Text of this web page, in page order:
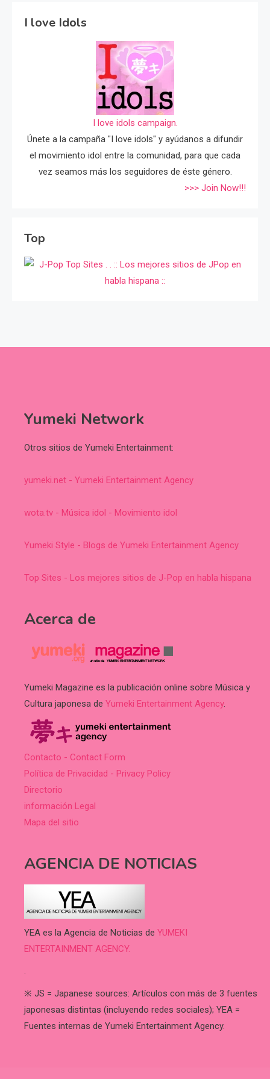
I love Idols
I love idols campaign.
Únete a la campaña "I love idols" y ayúdanos a difundir
el movimiento idol entre la comunidad, para que cada
vez seamos más los seguidores de éste género.
>>> Join Now!!!
Top
Yumeki Network
Otros sitios de Yumeki Entertainment:
yumeki.net - Yumeki Entertainment Agency
wota.tv - Música idol - Movimiento idol
Yumeki Style - Blogs de Yumeki Entertainment Agency
Top Sites - Los mejores sitios de J-Pop en habla hispana
Acerca de
Yumeki Magazine es la publicación online sobre Música y
Cultura japonesa de Yumeki Entertainment Agency.
Contacto - Contact Form
Política de Privacidad - Privacy Policy
Directorio
información Legal
Mapa del sitio
AGENCIA DE NOTICIAS
YEA es la Agencia de Noticias de YUMEKI
ENTERTAINMENT AGENCY.
.
※ JS = Japanese sources: Artículos con más de 3 fuentes
japonesas distintas (incluyendo redes sociales); YEA =
Fuentes internas de Yumeki Entertainment Agency.